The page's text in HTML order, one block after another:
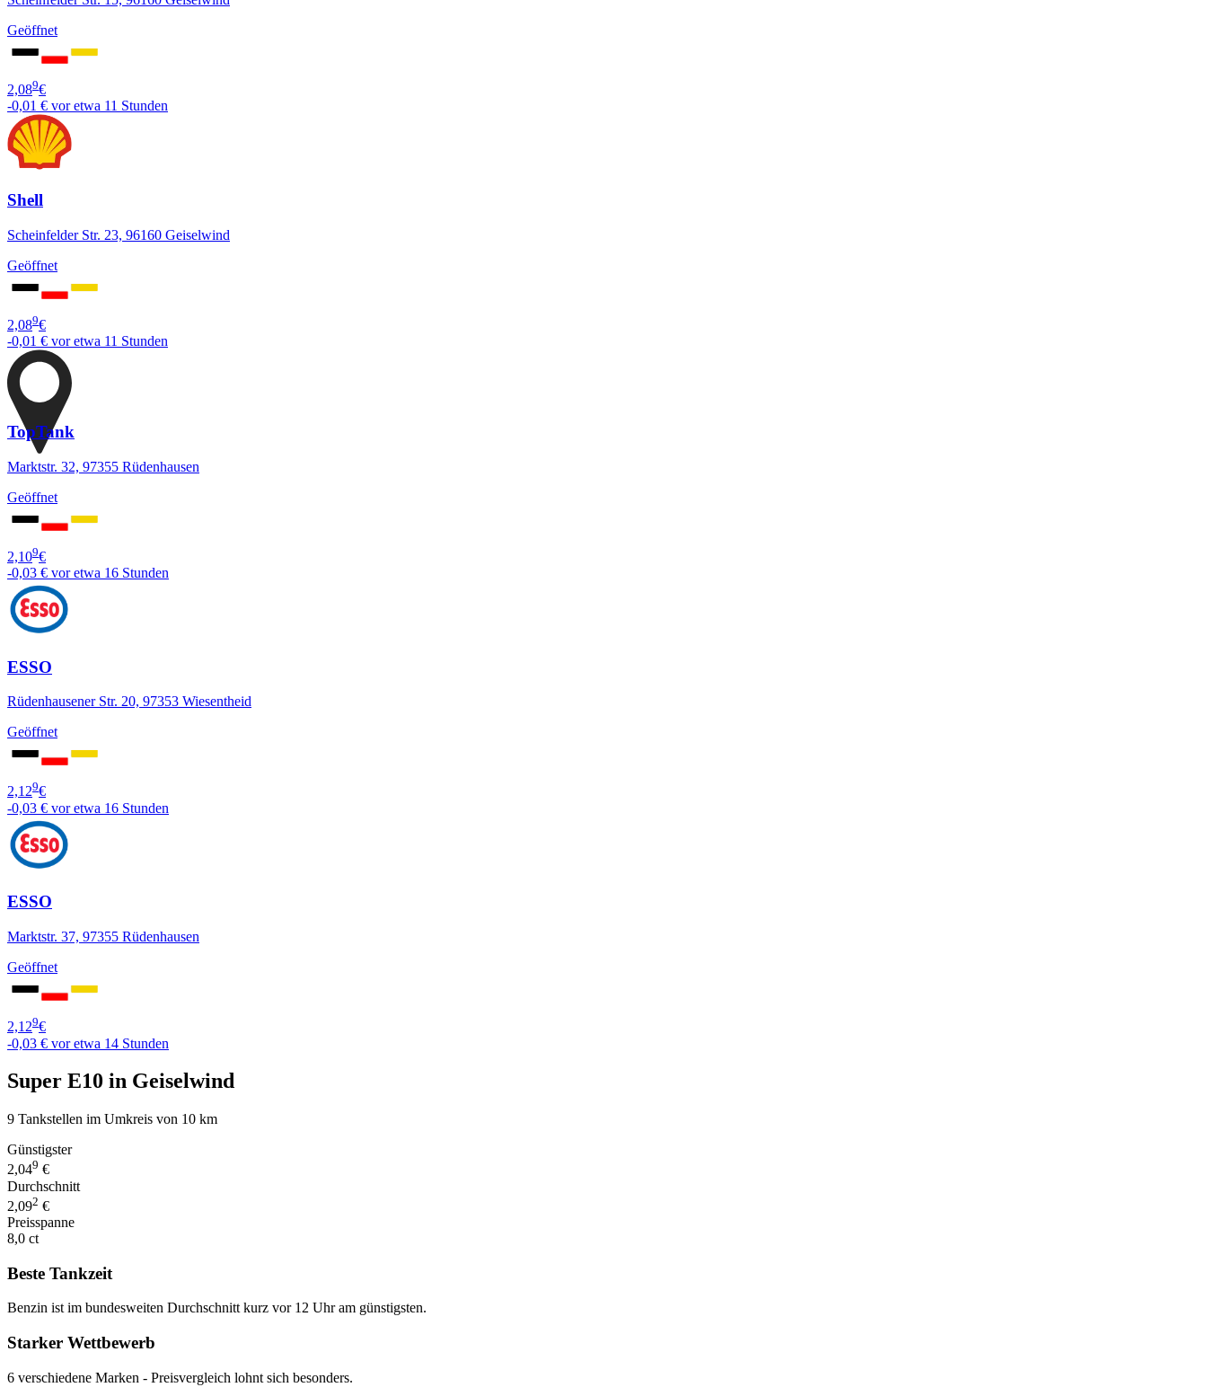
Geöffnet
2,089€
-0,01 € vor etwa 11 Stunden
Shell
Scheinfelder Str. 23, 96160 Geiselwind
Geöffnet
2,089€
-0,01 € vor etwa 11 Stunden
TopTank
Marktstr. 32, 97355 Rüdenhausen
Geöffnet
2,109€
-0,03 € vor etwa 16 Stunden
ESSO
Rüdenhausener Str. 20, 97353 Wiesentheid
Geöffnet
2,129€
-0,03 € vor etwa 16 Stunden
ESSO
Marktstr. 37, 97355 Rüdenhausen
Geöffnet
2,129€
-0,03 € vor etwa 14 Stunden
Super E10 in Geiselwind
9 Tankstellen im Umkreis von 10 km
Günstigster
2,049 €
Durchschnitt
2,092 €
Preisspanne
8,0 ct
Beste Tankzeit
Benzin ist im bundesweiten Durchschnitt kurz vor 12 Uhr am günstigsten.
Starker Wettbewerb
6 verschiedene Marken - Preisvergleich lohnt sich besonders.